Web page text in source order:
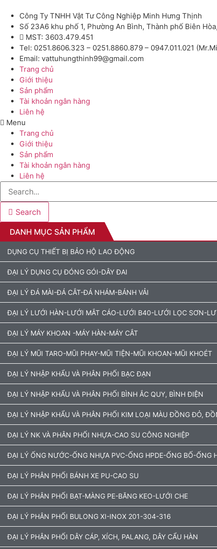
Công Ty TNHH Vật Tư Công Nghiệp Minh Hưng Thịnh
Số 23A6 khu phố 1, Phường An Bình, Thành phố Biên
MST: 3603.479.451
Tel: 0251.8606.323 – 0251.8860.879 – 0947.011.021
Email: vattuhungthinh99@gmail.com
Trang chủ
Giới thiệu
Sản phẩm
Tài khoản ngân hàng
Liên hệ
Menu
Trang chủ
Giới thiệu
Sản phẩm
Tài khoản ngân hàng
Liên hệ
Search
DANH MỤC SẢN PHẨM
DỤNG CỤ THIẾT BỊ BẢO HỘ LAO ĐỘNG
ĐẠI LÝ DỤNG CỤ ĐÓNG GÓI-DÂY ĐAI
ĐẠI LÝ ĐÁ MÀI-ĐÁ CẮT-ĐÁ NHÁM-BÁNH VẢI
ĐẠI LÝ LƯỚI HÀN-LƯỚI MẮT CÁO-LƯỚI B40-LƯỚI LỌC SƠN-
ĐẠI LÝ MÁY KHOAN -MÁY HÀN-MÁY CẮT
ĐẠI LÝ MŨI TARO-MŨI PHAY-MŨI TIỆN-MŨI KHOAN-MŨI KHOÉT
ĐẠI LÝ NHẬP KHẨU VÀ PHÂN PHỐI BẠC ĐẠN
ĐẠI LÝ NHẬP KHẨU VÀ PHÂN PHỐI BÌNH ẮC QUY, BÌNH ĐIỆN
ĐẠI LÝ NHẬP KHẨU VÀ PHÂN PHỐI KIM LOẠI MÀU ĐỒNG ĐỎ,
ĐẠI LÝ NK VÀ PHÂN PHỐI NHỰA-CAO SU CÔNG NGHIỆP
ĐẠI LÝ ỐNG NƯỚC-ỐNG NHỰA PVC-ỐNG HPDE-ỐNG BỐ-ỐNG
ĐẠI LÝ PHÂN PHỐI BÁNH XE PU-CAO SU
ĐẠI LÝ PHÂN PHỐI BẠT-MÀNG PE-BĂNG KEO-LƯỚI CHE
ĐẠI LÝ PHÂN PHỐI BULONG XI-INOX 201-304-316
ĐẠI LÝ PHÂN PHỐI DÂY CÁP, XÍCH, PALANG, DÂY CẨU HÀN